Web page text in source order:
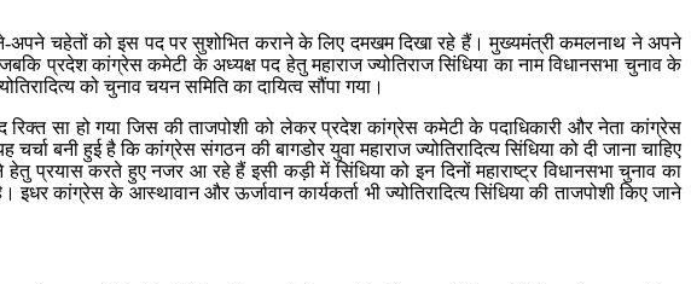
चहेतों को इस पद पर सुशोभित कराने के लिए दमखम दिखा रहे हैं। मुख्यमंत्री कमलनाथ ने अपने
प्रदेश कांग्रेस कमेटी के अध्यक्ष पद हेतु महाराज ज्योतिराज सिंधिया का नाम विधानसभा चुनाव के
को चुनाव चयन समिति का दायित्व सौंपा गया।
सा हो गया जिस की ताजपोशी को लेकर प्रदेश कांग्रेस कमेटी के पदाधिकारी और नेता कांग्रेस
बनी हुई है कि कांग्रेस संगठन की बागडोर युवा महाराज ज्योतिरादित्य सिंधिया को दी जाना चाहिए
प्रयास करते हुए नजर आ रहे हैं इसी कड़ी में सिंधिया को इन दिनों महाराष्ट्र विधानसभा चुनाव का
कांग्रेस के आस्थावान और ऊर्जावान कार्यकर्ता भी ज्योतिरादित्य सिंधिया की ताजपोशी किए जाने